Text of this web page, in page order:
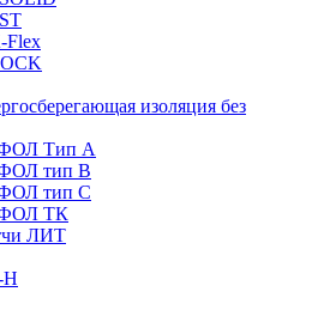
Flex
изоляция без
Тип А
тип В
тип C
ТК
ЛИТ